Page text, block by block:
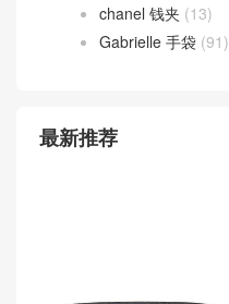
chanel 钱夹 (13)
Gabrielle 手袋 (91)
最新推荐